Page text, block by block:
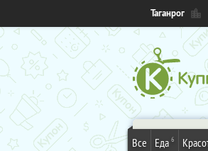
Таганрог
Все Еда 6